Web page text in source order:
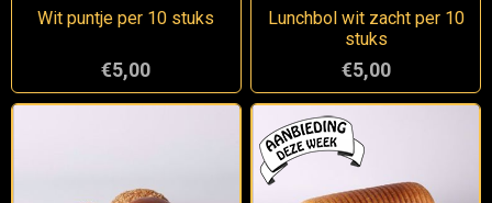
Wit puntje per 10 stuks
€5,00
Lunchbol wit zacht per 10
stuks
€5,00